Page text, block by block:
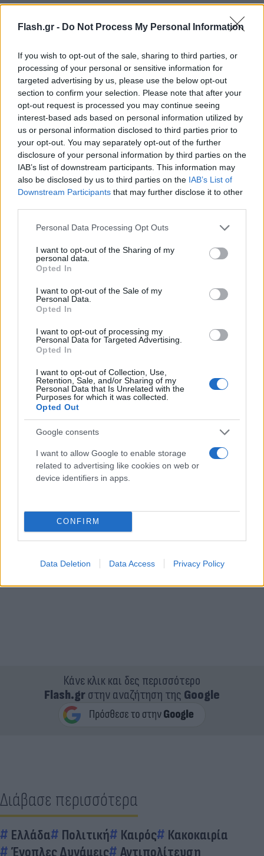
Flash.gr - Do Not Process My Personal Information
If you wish to opt-out of the sale, sharing to third parties, or
processing of your personal or sensitive information for
targeted advertising by us, please use the below opt-out
section to confirm your selection. Please note that after your
opt-out request is processed you may continue seeing
interest-based ads based on personal information utilized by
us or personal information disclosed to third parties prior to
your opt-out. You may separately opt-out of the further
disclosure of your personal information by third parties on the
IAB’s list of downstream participants. This information may
also be disclosed by us to third parties on the IAB’s List of
Downstream Participants that may further disclose it to other
Please note that this website/app uses one or more Google
not limited to your visit or usage behaviour. You may click to
grant or deny consent to Google and its third-party tags to
use your data for below specified purposes in below Google
consent section.
Personal Data Processing Opt Outs
I want to opt-out of the Sharing of my
personal data.
Opted In
I want to opt-out of the Sale of my
Personal Data.
Opted In
I want to opt-out of processing my
Personal Data for Targeted Advertising.
Opted In
I want to opt-out of Collection, Use,
Retention, Sale, and/or Sharing of my
Personal Data that Is Unrelated with the
Purposes for which it was collected.
Opted Out
Google consents
I want to allow Google to enable storage
related to advertising like cookies on web or
device identifiers in apps.
CONFIRM
Data Deletion Data Access Privacy Policy
έγιναν δεκτές, πράγμα που δεν συνέβη ποτέ, ενώ
έτερος υποψήφιος για την προεδρία του ΣΥΡΙΖΑ
Αποκορύφωμα της χυδαιότητας αποτέλεσε η
διακίνηση της ψευδούς είδησης περί δήθεν
σπασίματος φράγματος για να σωθεί η Καρδίτσα σε
βάρος άλλων περιοχών.
Τη στιγμή που οι διασώστες καταβάλλουν
υπεράνθρωπες προσπάθειες για τη διάσωση
συμπολιτών μας, οι «συνήθεις ύποπτοι» βρήκαν
άλλη μία ευκαιρία να παίξουν το φτηνό
εκείνους που επιχειρούν κάτω από αντίξοες
συνθήκες στις πλημμυρισμένες περιοχές και στους
ανθρώπους που αγωνιούν.
Κάνε κλικ και δες περισσότερο
Flash.grστην αναζήτηση της Google
Διάβασε περισσότερα
Ελλάδα Πολιτική Καιρός
Κακοκαιρία
Ένοπλες Δυνάμεις
Αντιπολίτευση